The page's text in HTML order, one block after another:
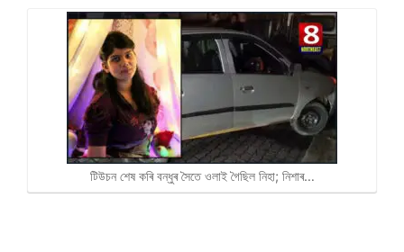
টিউচন শেষ কৰি বন্ধুৰ সৈতে ওলাই গৈছিল নিহা; নিশাৰ…